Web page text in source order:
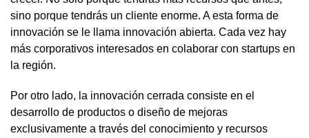
sino porque tendrás un cliente enorme. A esta forma de
innovación se le llama innovación abierta. Cada vez hay
más corporativos interesados en colaborar con startups en
la región.
Por otro lado, la innovación cerrada consiste en el
desarrollo de productos o diseño de mejoras
exclusivamente a través del conocimiento y recursos